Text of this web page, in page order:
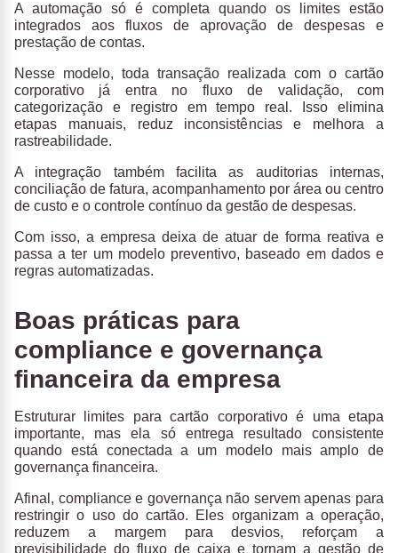
A automação só é completa quando os limites estão
integrados aos fluxos de aprovação de despesas e
prestação de contas.
Nesse modelo, toda transação realizada com o cartão
corporativo já entra no fluxo de validação, com
categorização e registro em tempo real. Isso elimina
etapas manuais, reduz inconsistências e melhora a
rastreabilidade.
A integração também facilita as auditorias internas,
conciliação de fatura, acompanhamento por área ou centro
de custo e o controle contínuo da gestão de despesas.
Com isso, a empresa deixa de atuar de forma reativa e
passa a ter um modelo preventivo, baseado em dados e
regras automatizadas.
Boas práticas para
compliance e governança
financeira da empresa
Estruturar limites para cartão corporativo é uma etapa
importante, mas ela só entrega resultado consistente
quando está conectada a um modelo mais amplo de
governança financeira.
Afinal, compliance e governança não servem apenas para
restringir o uso do cartão.
Eles organizam a operação,
reduzem a margem para desvios, reforçam a
previsibilidade do fluxo de caixa e tornam a gestão de